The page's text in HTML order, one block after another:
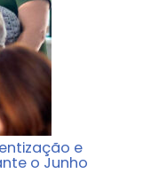
e
o Junho